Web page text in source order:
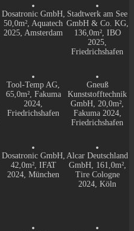
Dosatronic GmbH,
50,0m², Aquatech
2025, Amsterdam
Stadtwerk am See
GmbH & Co. KG,
136,0m², IBO
2025,
Friedrichshafen
Tool-Temp AG,
65,0m², Fakuma
2024,
Friedrichshafen
Gneuß
Kunststofftechnik
GmbH, 20,0m²,
Fakuma 2024,
Friedrichshafen
Dosatronic GmbH,
42,0m², IFAT
2024, München
Alcar Deutschland
GmbH, 161,0m²,
Tire Cologne
2024, Köln